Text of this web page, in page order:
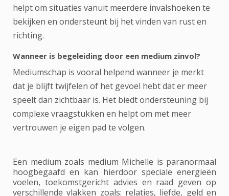
helpt om situaties vanuit meerdere invalshoeken te
bekijken en ondersteunt bij het vinden van rust en
richting.
Wanneer is begeleiding door een medium zinvol?
Mediumschap is vooral helpend wanneer je merkt
dat je blijft twijfelen of het gevoel hebt dat er meer
speelt dan zichtbaar is. Het biedt ondersteuning bij
complexe vraagstukken en helpt om met meer
vertrouwen je eigen pad te volgen.
Een medium zoals medium Michelle is paranormaal
hoogbegaafd en kan hierdoor speciale energieën
voelen, toekomstgericht advies en raad geven op
verschillende vlakken zoals: relaties, liefde, geld en